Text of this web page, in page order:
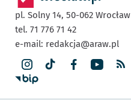
pl. Solny 14, 50-062 Wrocław
tel. 71 776 71 42
e-mail: redakcja@araw.pl